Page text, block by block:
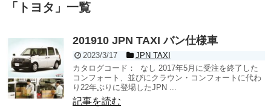
「 トヨタ 」 一覧
201910 JPN TAXI バン仕様車
2023/3/17
JPN TAXI
カタログコード： なし 2017年5月に受注を終了した
コンフォート、並びにクラウン・コンフォートに代わ
り22年ぶりに登場したJPN ...
記事を読む